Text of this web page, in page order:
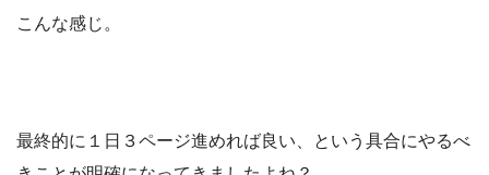
こんな感じ。
最終的に１日３ページ進めれば良い、という具合にやるべ